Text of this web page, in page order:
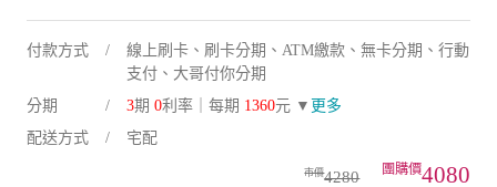
支付、大哥付你分期
3期0 利率｜每期1360
配送方式
宅配